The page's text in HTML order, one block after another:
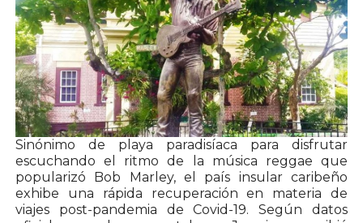
Sinónimo de playa paradisíaca para disfrutar
escuchando el ritmo de la música reggae que
popularizó Bob Marley, el país insular caribeño
exhibe una rápida recuperación en materia de
viajes post-pandemia de Covid-19. Según datos